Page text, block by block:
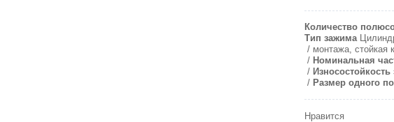
Количество
Тип зажима
монтажа, стойкая
Номинальная
Размер одного
Нравится